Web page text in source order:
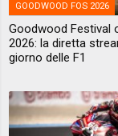
GOODWOOD FOS 2026
Goodwood Festival
2026: la diretta
giorno delle F1